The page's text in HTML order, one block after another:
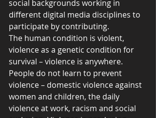
social backgrounds working in
different digital media disciplines to
participate by contributing.
The human condition is violent,
violence as a genetic condition for
survival – violence is anywhere.
People do not learn to prevent
violence – domestic violence against
women and children, the daily
violence at work, racism and social